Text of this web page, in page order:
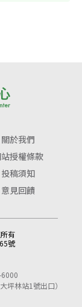
關於我們
授權條款
投稿須知
意見回饋
有
號
坪林站1號出口）